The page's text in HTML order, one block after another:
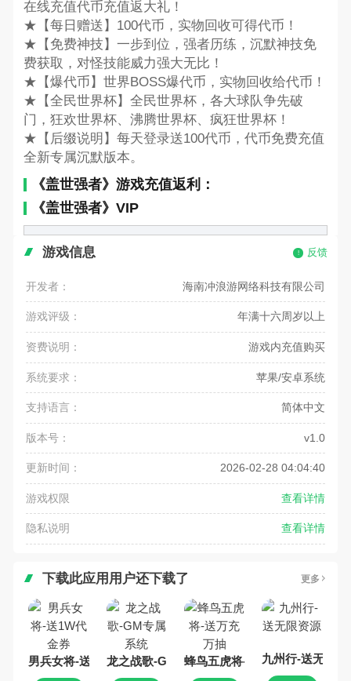
在线充值代币充值返大礼！
★【每日赠送】100代币，实物回收可得代币！
★【免费神技】一步到位，强者历练，沉默神技免
费获取，对怪技能威力强大无比！
★【爆代币】世界BOSS爆代币，实物回收给代币！
★【全民世界杯】全民世界杯，各大球队争先破
门，狂欢世界杯、沸腾世界杯、疯狂世界杯！
★【后缀说明】每天登录送100代币，代币免费充值
全新专属沉默版本。
《盖世强者》游戏充值返利：
《盖世强者》VIP
游戏信息 反馈
开发者： 海南冲浪游网络科技有限公司
游戏评级： 年满十六周岁以上
资费说明： 游戏内充值购买
系统要求： 苹果/安卓系统
支持语言： 简体中文
版本号： v1.0
更新时间： 2026-02-28 04:04:40
游戏权限 查看详情
隐私说明 查看详情
下载此应用用户还下载了 更多
男兵女将-送1W代金券龙之战歌-GM专属系统蜂鸟五虎将-送万充万抽九州行-送无限资